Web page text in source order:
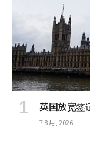
英国放宽签
7 8 月, 2026